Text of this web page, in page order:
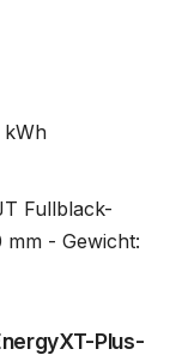
kWh
Fullblack-
mm - Gewicht:
Plus-